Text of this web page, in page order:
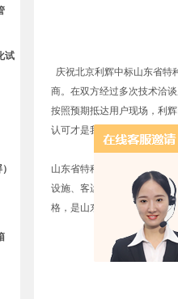
试
庆祝北京利辉中标山东省特
商。在双方经过多次技术洽谈
按照预期抵达用户现场，利
认可才是我们的zui大收获。
山东省特种设备检验研究院
设施、客运索道和厂内机动
格，是山东省人民法院入册